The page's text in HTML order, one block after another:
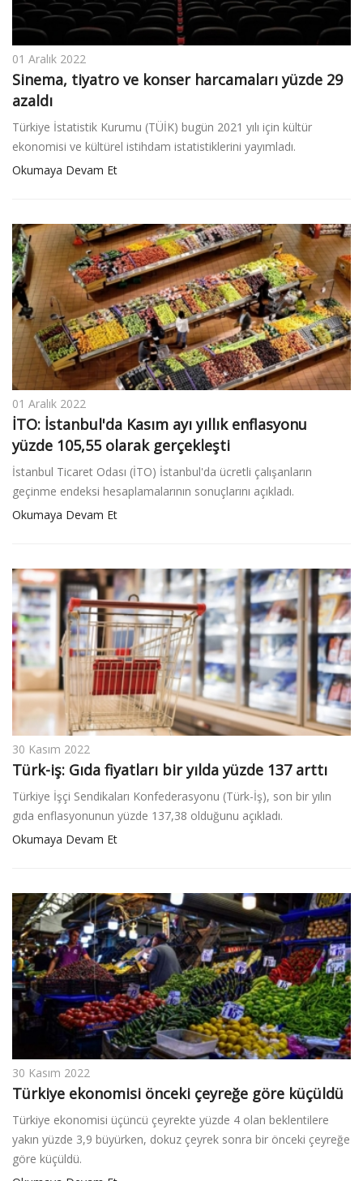
01 Aralık 2022
Sinema, tiyatro ve konser harcamaları yüzde 29
azaldı
Türkiye İstatistik Kurumu (TÜİK) bugün 2021 yılı için kültür
ekonomisi ve kültürel istihdam istatistiklerini yayımladı.
Okumaya Devam Et
01 Aralık 2022
İTO: İstanbul'da Kasım ayı yıllık enflasyonu
yüzde 105,55 olarak gerçekleşti
İstanbul Ticaret Odası (İTO) İstanbul'da ücretli çalışanların
geçinme endeksi hesaplamalarının sonuçlarını açıkladı.
Okumaya Devam Et
30 Kasım 2022
Türk-iş: Gıda fiyatları bir yılda yüzde 137 arttı
Türkiye İşçi Sendikaları Konfederasyonu (Türk-İş), son bir yılın
gıda enflasyonunun yüzde 137,38 olduğunu açıkladı.
Okumaya Devam Et
30 Kasım 2022
Türkiye ekonomisi önceki çeyreğe göre küçüldü
Türkiye ekonomisi üçüncü çeyrekte yüzde 4 olan beklentilere
yakın yüzde 3,9 büyürken, dokuz çeyrek sonra bir önceki çeyreğe
göre küçüldü.